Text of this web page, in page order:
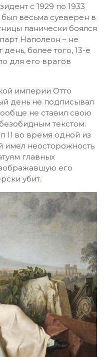
с 1929 по 1933
весьма суеверен в
панически боялся
Наполеон – не
более того, 13-е
для его врагов
империи Отто
день не подписывал
не ставил свою
текстом.
II во время одной из
имел неосторожность
главных
его
убит.